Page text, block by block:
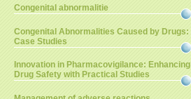
Congenital abnormalitie
Congenital Abnormalities Caused by Drugs:
Case Studies
Innovation in Pharmacovigilance: Enhancing
Drug Safety with Practical Studies